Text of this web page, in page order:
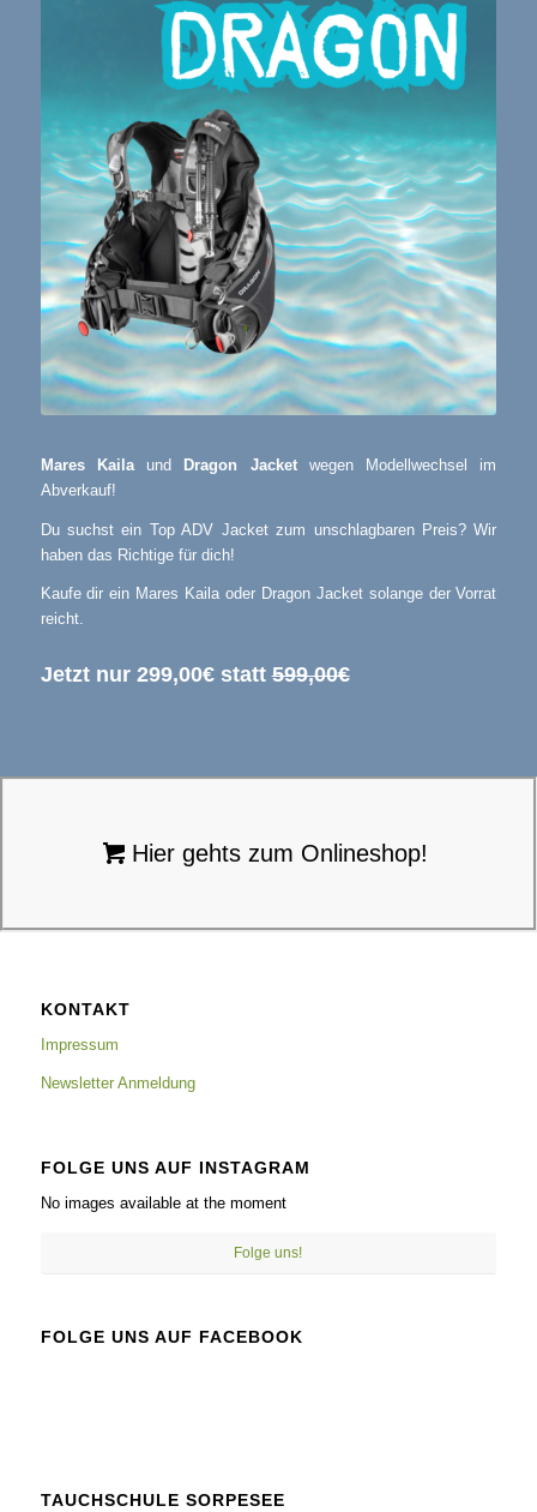
Mares Kailaund Dragon Jacketwegen Modellwechsel im
Abverkauf!
Du suchst ein Top ADV Jacket zum unschlagbaren Preis? Wir
haben das Richtige für dich!
Kaufe dir ein Mares Kaila oder Dragon Jacket solange der Vorrat
reicht.
Jetzt nur 299,00€ statt599,00€
Hier gehts zum Onlineshop!
KONTAKT
Impressum
Newsletter Anmeldung
FOLGE UNS AUF INSTAGRAM
No images available at the moment
Folge uns!
FOLGE UNS AUF FACEBOOK
TAUCHSCHULE SORPESEE